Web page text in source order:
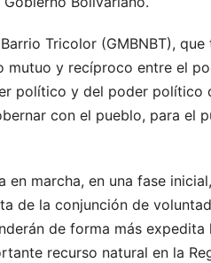
Tricolor (GMBNBT),
mutuo y recíproco entre el
político y del poder político
con el pueblo, para el
marcha, en una fase
de la conjunción de
de forma más
recurso natural en la